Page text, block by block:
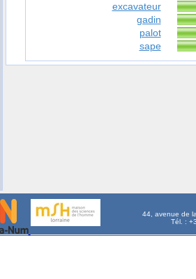
excavateur
gadin
palot
sape
44, avenue de
Tél. :